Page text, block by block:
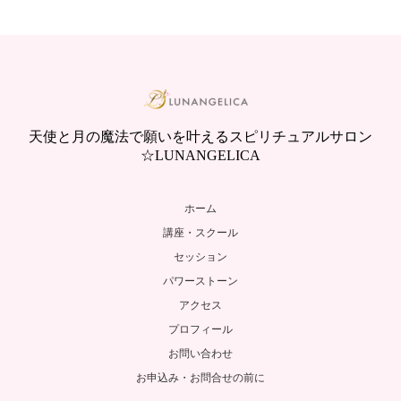
天使と月の魔法で願いを叶えるスピリチュアルサロン
☆LUNANGELICA
ホーム
講座・スクール
セッション
パワーストーン
アクセス
プロフィール
お問い合わせ
お申込み・お問合せの前に